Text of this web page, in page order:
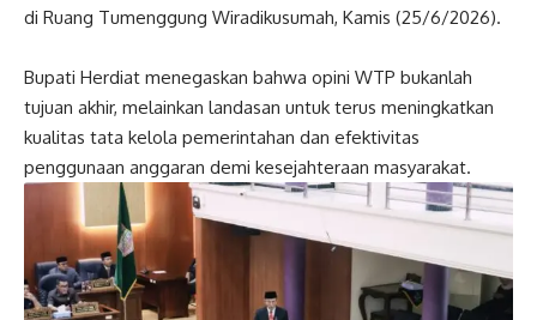
di Ruang Tumenggung Wiradikusumah, Kamis (25/6/2026).
Bupati Herdiat menegaskan bahwa opini WTP bukanlah
tujuan akhir, melainkan landasan untuk terus meningkatkan
kualitas tata kelola pemerintahan dan efektivitas
penggunaan anggaran demi kesejahteraan masyarakat.